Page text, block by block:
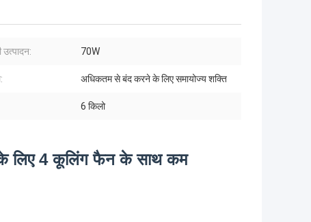
उत्पादन: 70W
अधिकतम से बंद करने के लिए समायोज्य शक्ति
6 किलो
के लिए 4 कूलिंग फैन के साथ कम